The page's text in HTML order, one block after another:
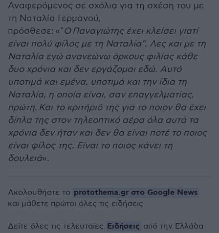
Αναφερόμενος σε σχόλια για τη σχέση του με
τη Ναταλία Γερμανού,
πρόσθεσε: «"ΟΠαναγιώτης έχει κλείσει γιατί
είναι πολύ φίλος με τη Ναταλία”. Λες και με τη
Ναταλία εγώ ανανεώνω όρκους φιλίας κάθε
δυο χρόνια και δεν εργάζομαι εδώ. Αυτό
υποτιμά και εμένα, υποτιμά και την ίδια τη
Ναταλία, η οποία είναι, σαν επαγγελματίας,
πρώτη. Και το κριτήριό της για το ποιον θα έχει
δίπλα της στον τηλεοπτικό αέρα όλα αυτά τα
χρόνια δεν ήταν και δεν θα είναι ποτέ το ποιος
είναι φίλος της. Είναι το ποιος κάνει τη
δουλειά».
Ακολουθήστε το protothema.gr στο Google News
και μάθετε πρώτοι όλες τις ειδήσεις
Δείτε όλες τις τελευταίες Ειδήσεις από την Ελλάδα